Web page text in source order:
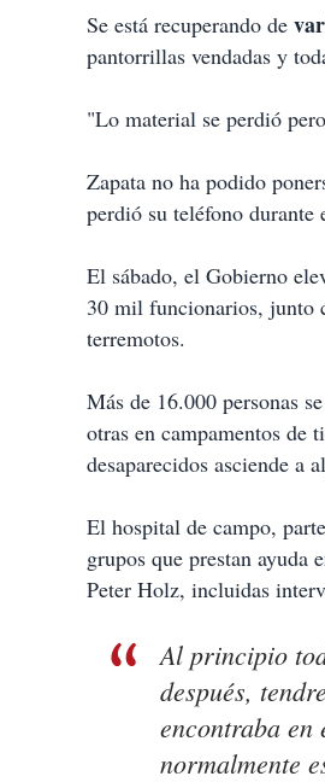
Se está recuperando de
pantorrillas vendadas y
"Lo material se perdió
Zapata no ha podido
perdió su teléfono
El sábado, el Gobierno
30 mil funcionarios, junto
terremotos.
Más de 16.000 personas
otras en campamentos de
desaparecidos asciende a
El hospital de campo,
grupos que prestan ayuda
Peter Holz, incluidas
Al principio
después,
encontraba
normalmente